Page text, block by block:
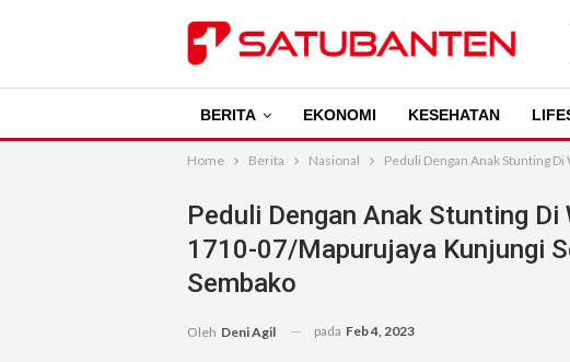
BERITA EKONOMI KESEHATAN
Home Berita Nasional Peduli Dengan Anak Stunting
Peduli Dengan Anak Stunting Di
1710-07/Mapurujaya Kunjungi
Sembako
Oleh Deni Agil pada Feb 4, 2023